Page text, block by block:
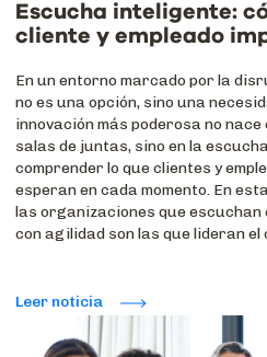
Escucha inteligente:
cliente y empleado
En un entorno marcado por la
no es una opción, sino una
innovación más poderosa no
salas de juntas, sino en la
comprender lo que clientes y
esperan en cada momento. En
las organizaciones que
con agilidad son las que lideran el
Leer noticia